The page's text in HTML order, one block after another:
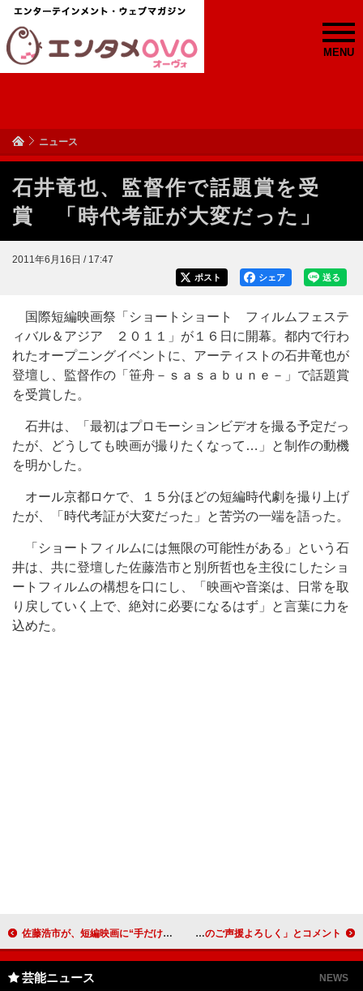
MENU
ニュース
石井竜也、監督作で話題賞を受
賞 「時代考証が大変だった」
2011年6月16日 / 17:47
送る
シェア
ポスト
国際短編映画祭「ショートショート フィルムフェステ
ィバル＆アジア ２０１１」が１６日に開幕。都内で行わ
れたオープニングイベントに、アーティストの石井竜也が
登壇し、監督作の「笹舟－ｓａｓａｂｕｎｅ－」で話題賞
を受賞した。
石井は、「最初はプロモーションビデオを撮る予定だっ
たが、どうしても映画が撮りたくなって…」と制作の動機
を明かした。
オール京都ロケで、１５分ほどの短編時代劇を撮り上げ
たが、「時代考証が大変だった」と苦労の一端を語った。
「ショートフィルムには無限の可能性がある」という石
井は、共に登壇した佐藤浩市と別所哲也を主役にしたショ
ートフィルムの構想を口にし、「映画や音楽は、日常を取
り戻していく上で、絶対に必要になるはず」と言葉に力を
込めた。
佐藤浩市が、短編映画に“手だけの出演” 「勇気付けられるという人が一人でもいれば…」 流行性結膜炎治療で休養のオリラジ・藤森、復帰 「一層のご声援よろしく」とコメント
芸能ニュース NEWS